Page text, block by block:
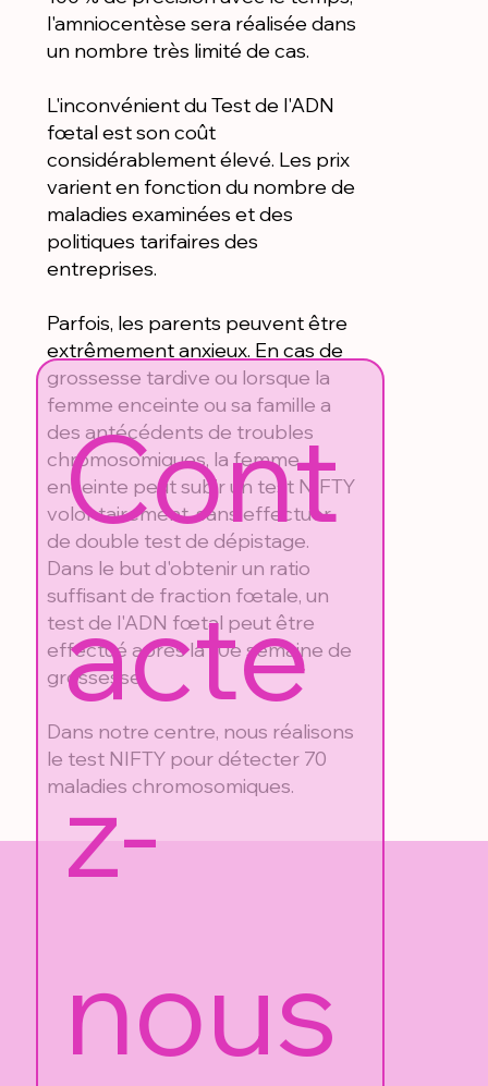
l'amniocentèse sera réalisée dans
un nombre très limité de cas.
L'inconvénient du Test de l'ADN
fœtal est son coût
considérablement élevé. Les prix
varient en fonction du nombre de
maladies examinées et des
politiques tarifaires des
entreprises.
Parfois, les parents peuvent être
extrêmement anxieux. En cas de
grossesse tardive ou lorsque la
femme enceinte ou sa famille a
des antécédents de troubles
chromosomiques, la femme
enceinte peut subir un test NIFTY
volontairement, sans effectuer
de double test de dépistage.
Dans le but d'obtenir un ratio
suffisant de fraction fœtale, un
test de l'ADN fœtal peut être
effectué après la 10e semaine de
grossesse.
Dans notre centre, nous réalisons
le test NIFTY pour détecter 70
maladies chromosomiques.
Cont
acte
z-
nous